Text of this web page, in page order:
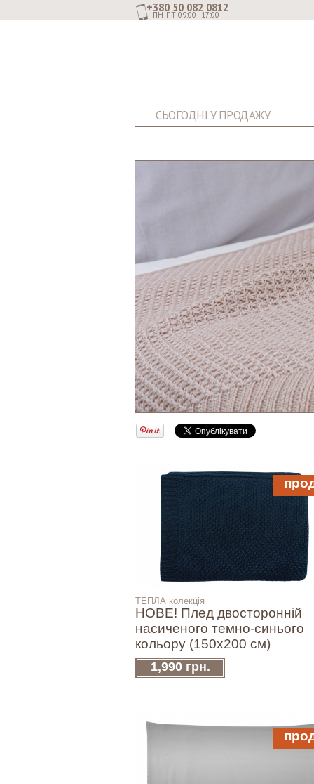
+380 50 082 0812
ПН-ПТ 09:00–17:00
СЬОГОДНІ У ПРОДАЖУ
ТЕПЛА колекція
НОВЕ! Плед двосторонній
насиченого темно-синього
кольору (150х200 см)
1,990 грн.